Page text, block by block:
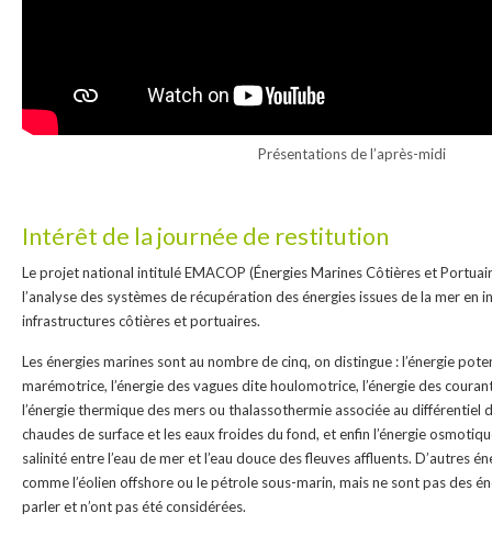
Présentations de l’après-midi
Intérêt de la journée de restitution
Le projet national intitulé EMACOP (Énergies Marines Côtières et
l’analyse des systèmes de récupération des énergies issues de la mer en
infrastructures côtières et portuaires.
Les énergies marines sont au nombre de cinq, on distingue : l’énergie
marémotrice, l’énergie des vagues dite houlomotrice, l’énergie des
l’énergie thermique des mers ou thalassothermie associée au différentiel
chaudes de surface et les eaux froides du fond, et enfin l’énergie
salinité entre l’eau de mer et l’eau douce des fleuves affluents. D’autres
comme l’éolien offshore ou le pétrole sous-marin, mais ne sont pas des
parler et n’ont pas été considérées.